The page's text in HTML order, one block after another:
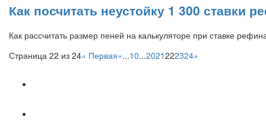
Как посчитать неустойку 1 300 ставки
Как рассчитать размер пеней на калькуляторе при ставке
Страница 22 из 24« Первая«...10...2021222324»